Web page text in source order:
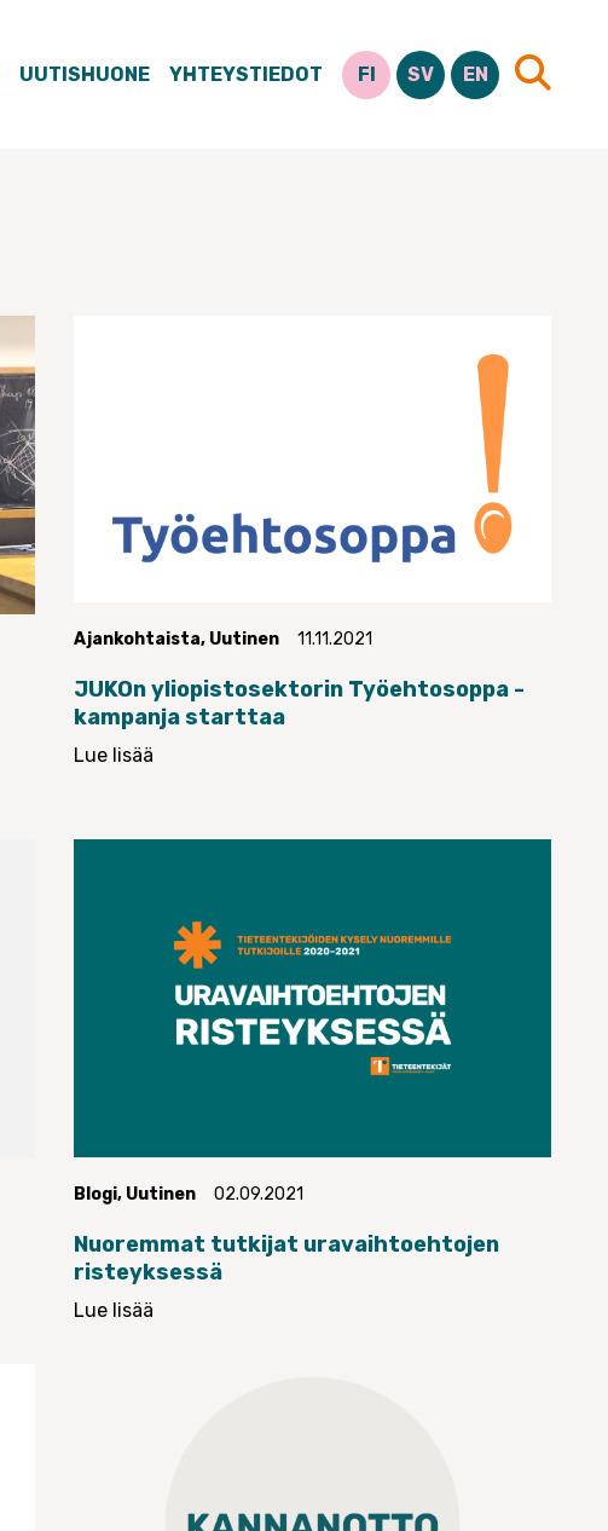
UUTISHUONE YHTEYSTIEDOT FI SV EN
Ajankohtaista, Uutinen 11.11.2021
JUKOn yliopistosektorin Työehtosoppa -
kampanja starttaa
Lue lisää
Blogi, Uutinen 02.09.2021
Nuoremmat tutkijat uravaihtoehtojen
risteyksessä
Lue lisää